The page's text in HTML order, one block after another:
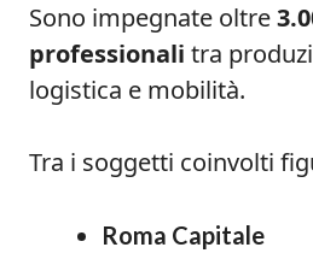
Sono impegnate oltre
professionali tra
logistica e mobilità.
Tra i soggetti coinvolti
Roma Capitale